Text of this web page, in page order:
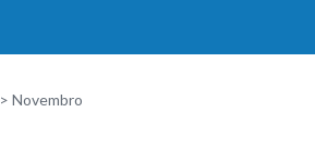
> Novembro